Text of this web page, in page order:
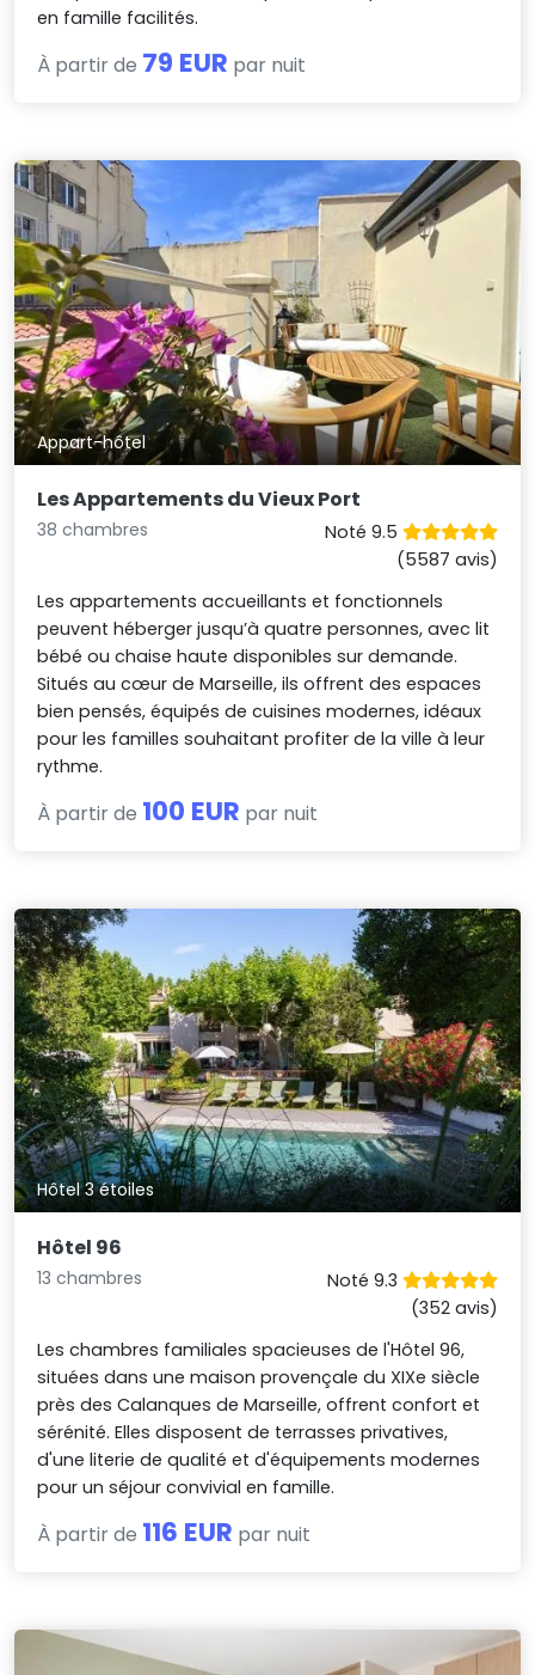
en famille facilités.
À partir de 79 EUR par nuit
Appart-hôtel
Les Appartements du Vieux Port
38 chambres
Noté 9.5
(5587 avis)
Les appartements accueillants et fonctionnels
peuvent héberger jusqu’à quatre personnes, avec lit
bébé ou chaise haute disponibles sur demande.
Situés au cœur de Marseille, ils offrent des espaces
bien pensés, équipés de cuisines modernes, idéaux
pour les familles souhaitant profiter de la ville à leur
rythme.
À partir de 100 EUR par nuit
Hôtel 3 étoiles
Hôtel 96
13 chambres
Noté 9.3
(352 avis)
Les chambres familiales spacieuses de l'Hôtel 96,
situées dans une maison provençale du XIXe siècle
près des Calanques de Marseille, offrent confort et
sérénité. Elles disposent de terrasses privatives,
d'une literie de qualité et d'équipements modernes
pour un séjour convivial en famille.
À partir de 116 EUR par nuit